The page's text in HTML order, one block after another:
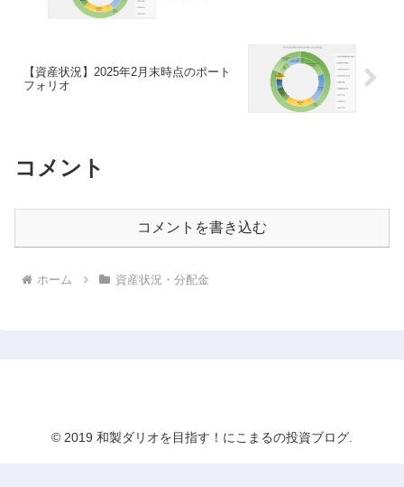
【資産状況】2025年2月末時点のポート
フォリオ
コメント
コメントを書き込む
ホーム 資産状況・分配金
© 2019 和製ダリオを目指す！にこまるの投資ブログ.